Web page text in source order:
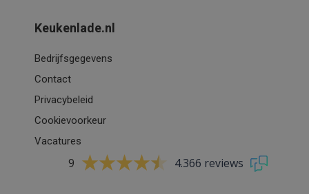
Keukenlade.nl
Bedrijfsgegevens
Contact
Privacybeleid
Cookievoorkeur
Vacatures
9 4.366 reviews